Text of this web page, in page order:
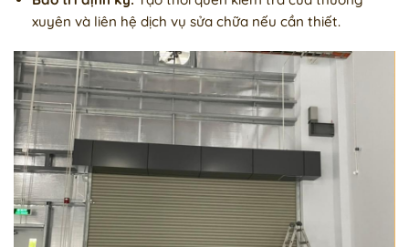
xuyên và liên hệ dịch vụ sửa chữa nếu cần thiết.